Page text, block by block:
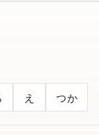
え つか